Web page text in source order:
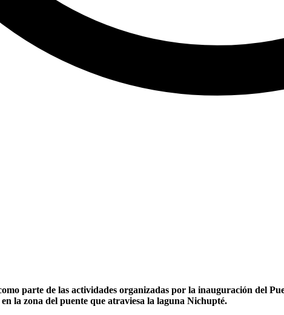
parte de las actividades organizadas por la inauguración del
la zona del puente que atraviesa la laguna Nichupté.